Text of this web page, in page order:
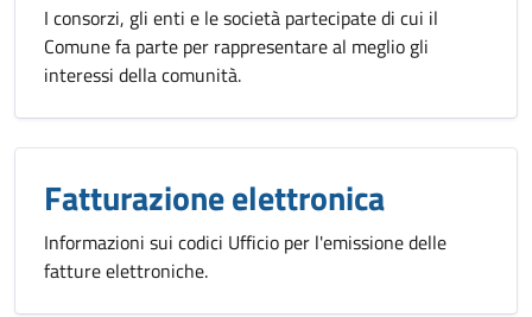
I consorzi, gli enti e le società partecipate di cui il
Comune fa parte per rappresentare al meglio gli
interessi della comunità.
Fatturazione elettronica
Informazioni sui codici Ufficio per l'emissione delle
fatture elettroniche.